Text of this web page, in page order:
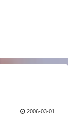
2006-03-01